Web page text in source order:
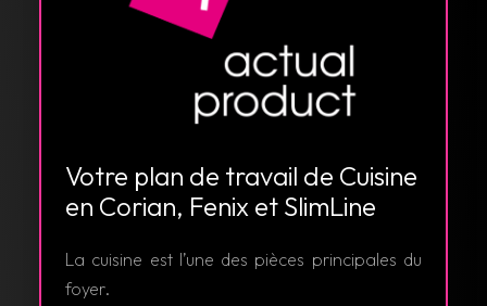
Votre plan de travail de Cuisine
en Corian, Fenix et SlimLine
La cuisine est l’une des pièces principales du
foyer.